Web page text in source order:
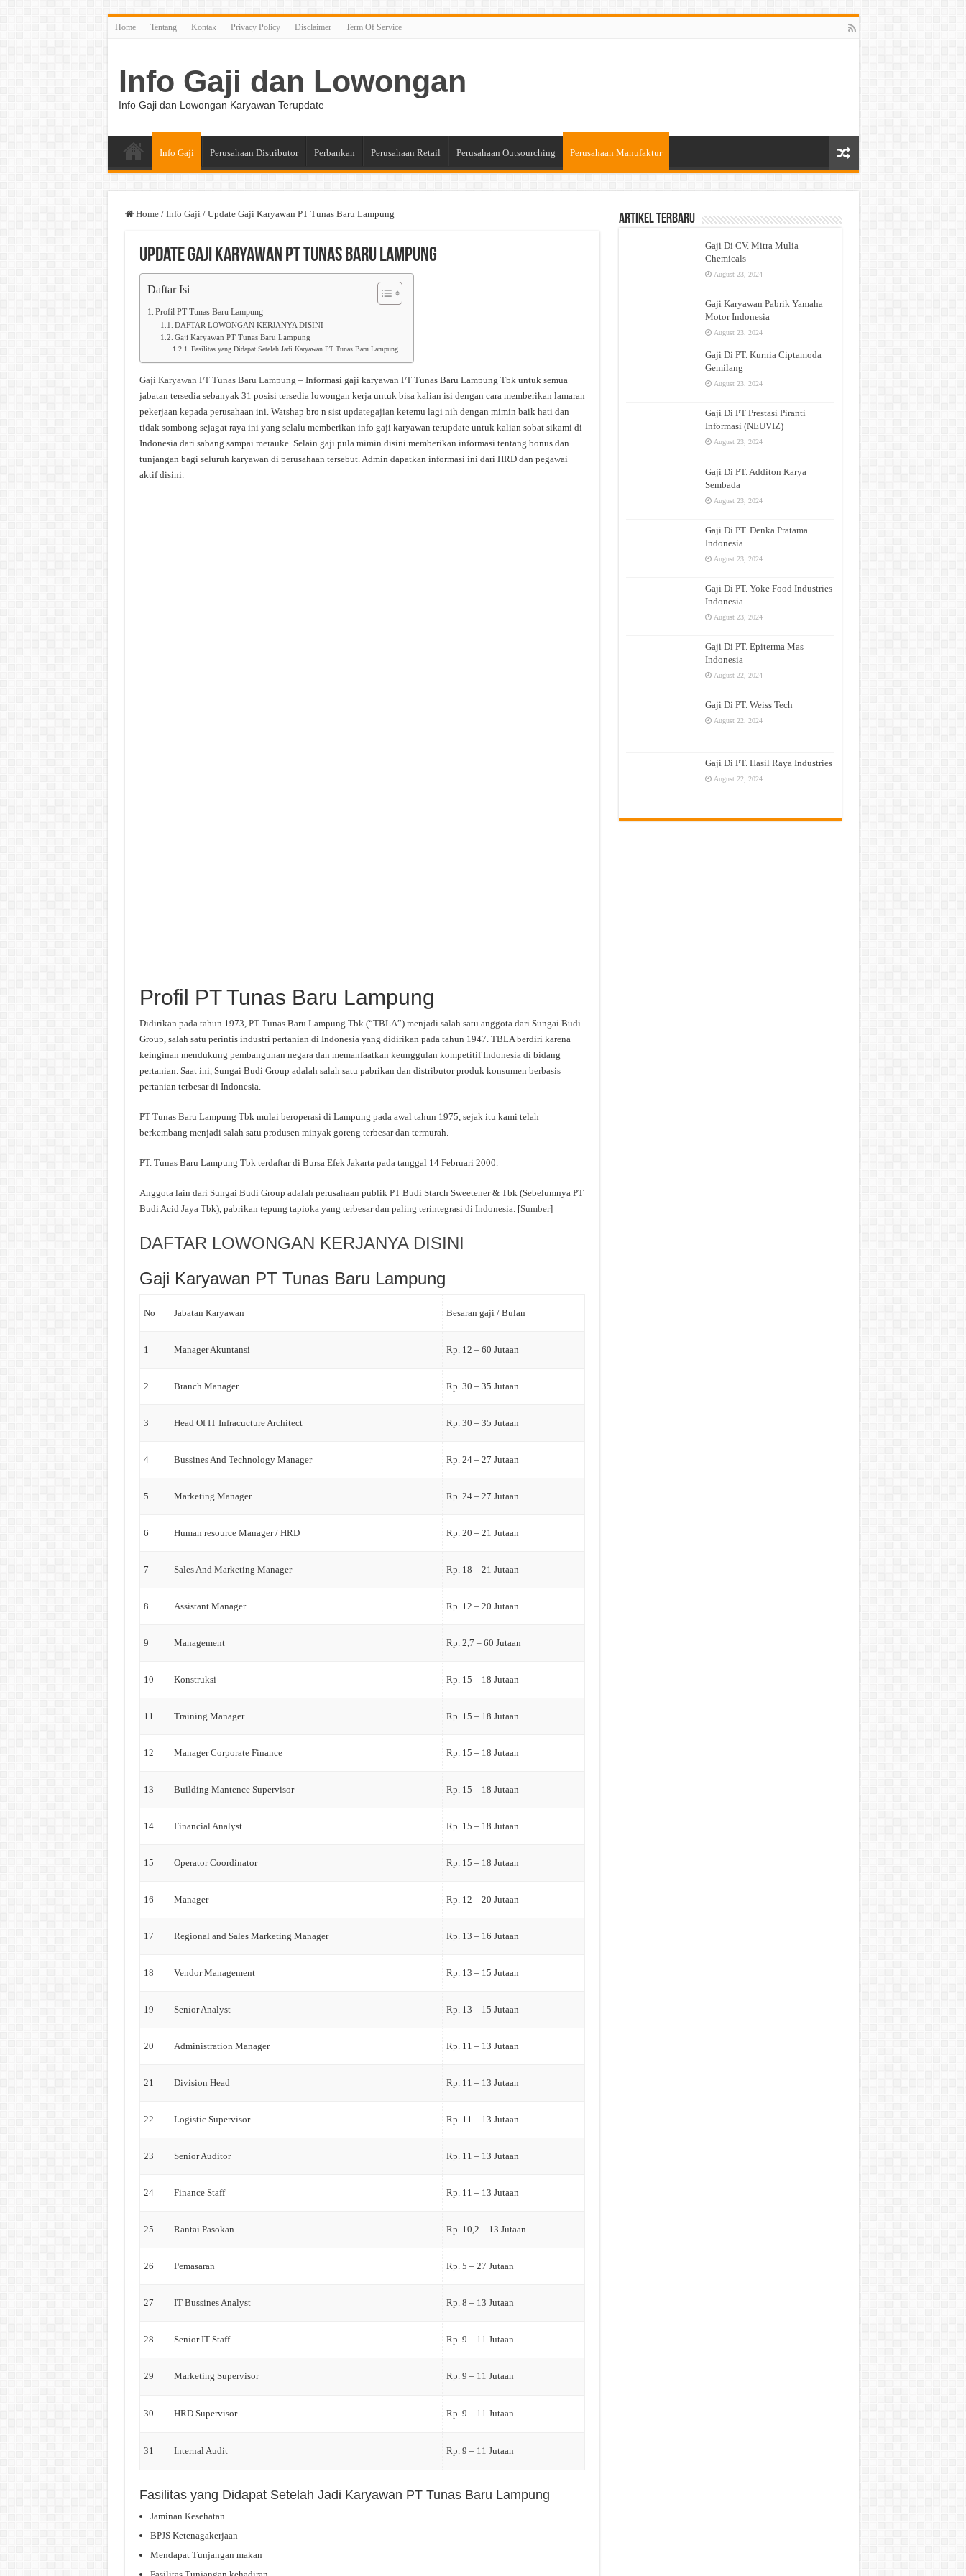
Home Tentang Kontak Privacy Policy Disclaimer Term Of Service
Info Gaji dan Lowongan
Info Gaji dan Lowongan Karyawan Terupdate
Info Gaji Perusahaan Distributor Perbankan Perusahaan Retail Perusahaan Outsourching Perusahaan Manufaktur
Home / Info Gaji / Update Gaji Karyawan PT Tunas Baru Lampung
Update Gaji Karyawan PT Tunas Baru Lampung
Daftar Isi
Profil PT Tunas Baru Lampung
DAFTAR LOWONGAN KERJANYA DISINI
Gaji Karyawan PT Tunas Baru Lampung
Fasilitas yang Didapat Setelah Jadi Karyawan PT Tunas Baru Lampung
Gaji Karyawan PT Tunas Baru Lampung – Informasi gaji karyawan PT Tunas Baru Lampung Tbk untuk semua
jabatan tersedia sebanyak 31 posisi tersedia lowongan kerja untuk bisa kalian isi dengan cara memberikan lamaran
pekerjaan kepada perusahaan ini. Watshap bro n sist updategajian ketemu lagi nih dengan mimin baik hati dan
tidak sombong sejagat raya ini yang selalu memberikan info gaji karyawan terupdate untuk kalian sobat sikami di
Indonesia dari sabang sampai merauke. Selain gaji pula mimin disini memberikan informasi tentang bonus dan
tunjangan bagi seluruh karyawan di perusahaan tersebut. Admin dapatkan informasi ini dari HRD dan pegawai
aktif disini.
Profil PT Tunas Baru Lampung
Didirikan pada tahun 1973, PT Tunas Baru Lampung Tbk (“TBLA”) menjadi salah satu anggota dari Sungai Budi
Group, salah satu perintis industri pertanian di Indonesia yang didirikan pada tahun 1947. TBLA berdiri karena
keinginan mendukung pembangunan negara dan memanfaatkan keunggulan kompetitif Indonesia di bidang
pertanian. Saat ini, Sungai Budi Group adalah salah satu pabrikan dan distributor produk konsumen berbasis
pertanian terbesar di Indonesia.
PT Tunas Baru Lampung Tbk mulai beroperasi di Lampung pada awal tahun 1975, sejak itu kami telah
berkembang menjadi salah satu produsen minyak goreng terbesar dan termurah.
PT. Tunas Baru Lampung Tbk terdaftar di Bursa Efek Jakarta pada tanggal 14 Februari 2000.
Anggota lain dari Sungai Budi Group adalah perusahaan publik PT Budi Starch Sweetener & Tbk (Sebelumnya PT
Budi Acid Jaya Tbk), pabrikan tepung tapioka yang terbesar dan paling terintegrasi di Indonesia. [Sumber]
DAFTAR LOWONGAN KERJANYA DISINI
Gaji Karyawan PT Tunas Baru Lampung
No Jabatan Karyawan Besaran gaji / Bulan
1 Manager Akuntansi Rp. 12 – 60 Jutaan
2 Branch Manager Rp. 30 – 35 Jutaan
3 Head Of IT Infracucture Architect Rp. 30 – 35 Jutaan
4 Bussines And Technology Manager Rp. 24 – 27 Jutaan
5 Marketing Manager Rp. 24 – 27 Jutaan
6 Human resource Manager / HRD Rp. 20 – 21 Jutaan
7 Sales And Marketing Manager Rp. 18 – 21 Jutaan
8 Assistant Manager Rp. 12 – 20 Jutaan
9 Management Rp. 2,7 – 60 Jutaan
10 Konstruksi Rp. 15 – 18 Jutaan
11 Training Manager Rp. 15 – 18 Jutaan
12 Manager Corporate Finance Rp. 15 – 18 Jutaan
13 Building Mantence Supervisor Rp. 15 – 18 Jutaan
14 Financial Analyst Rp. 15 – 18 Jutaan
15 Operator Coordinator Rp. 15 – 18 Jutaan
16 Manager Rp. 12 – 20 Jutaan
17 Regional and Sales Marketing Manager Rp. 13 – 16 Jutaan
18 Vendor Management Rp. 13 – 15 Jutaan
19 Senior Analyst Rp. 13 – 15 Jutaan
20 Administration Manager Rp. 11 – 13 Jutaan
21 Division Head Rp. 11 – 13 Jutaan
22 Logistic Supervisor Rp. 11 – 13 Jutaan
23 Senior Auditor Rp. 11 – 13 Jutaan
24 Finance Staff Rp. 11 – 13 Jutaan
25 Rantai Pasokan Rp. 10,2 – 13 Jutaan
26 Pemasaran Rp. 5 – 27 Jutaan
27 IT Bussines Analyst Rp. 8 – 13 Jutaan
28 Senior IT Staff Rp. 9 – 11 Jutaan
29 Marketing Supervisor Rp. 9 – 11 Jutaan
30 HRD Supervisor Rp. 9 – 11 Jutaan
31 Internal Audit Rp. 9 – 11 Jutaan
Fasilitas yang Didapat Setelah Jadi Karyawan PT Tunas Baru Lampung
Jaminan Kesehatan
BPJS Ketenagakerjaan
Mendapat Tunjangan makan
Artikel Terbaru
Gaji Di CV. Mitra Mulia
Chemicals
August 23, 2024
Gaji Karyawan Pabrik Yamaha
Motor Indonesia
August 23, 2024
Gaji Di PT. Kurnia Ciptamoda
Gemilang
August 23, 2024
Gaji Di PT Prestasi Piranti
Informasi (NEUVIZ)
August 23, 2024
Gaji Di PT. Additon Karya
Sembada
August 23, 2024
Gaji Di PT. Denka Pratama
Indonesia
August 23, 2024
Gaji Di PT. Yoke Food Industries
Indonesia
August 23, 2024
Gaji Di PT. Epiterma Mas
Indonesia
August 22, 2024
Gaji Di PT. Weiss Tech
August 22, 2024
Gaji Di PT. Hasil Raya Industries
August 22, 2024